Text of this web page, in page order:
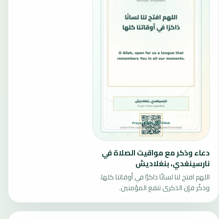
دعاء وذكر مع مواقيت الصلاة في
نارسينغدي، بنغلاديش
اللهم افتح لنا لسانًا ذاكرًا في أوقاتنا كلها.
وذكّر فإن الذكرى تنفع المؤمنين.